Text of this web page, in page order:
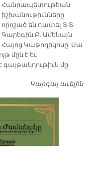
Հանրապետութեան
իշխանութիւնները
որոշած են դատել Տ.Տ.
Գարեգին Բ. Ամենայն
Հայոց Կաթողիկոսը: Սա
մըն է եւ
մը:
Կարդալ աւելին